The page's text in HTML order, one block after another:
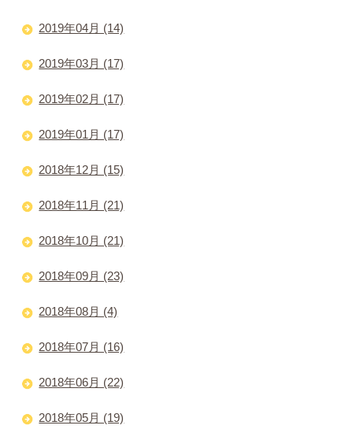
2019年04月 (14)
2019年03月 (17)
2019年02月 (17)
2019年01月 (17)
2018年12月 (15)
2018年11月 (21)
2018年10月 (21)
2018年09月 (23)
2018年08月 (4)
2018年07月 (16)
2018年06月 (22)
2018年05月 (19)